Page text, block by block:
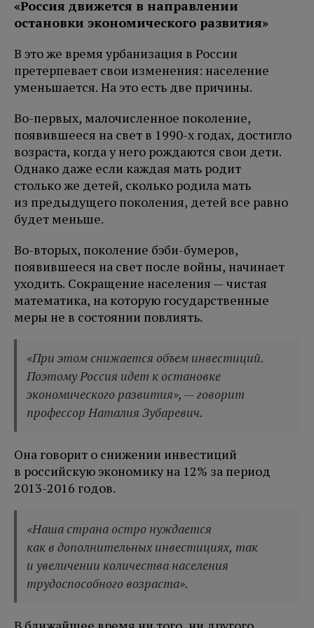
«Россия движется в направлении
остановки экономического развития»
В это же время урбанизация в России
претерпевает свои изменения: население
уменьшается. На это есть две причины.
Во-первых, малочисленное поколение,
появившееся на свет в 1990-х годах, достигло
возраста, когда у него рождаются свои дети.
Однако даже если каждая мать родит
столько же детей, сколько родила мать
из предыдущего поколения, детей все равно
будет меньше.
Во-вторых, поколение бэби-бумеров,
появившееся на свет после войны, начинает
уходить. Сокращение населения — чистая
математика, на которую государственные
меры не в состоянии повлиять.
«При этом снижается объем инвестиций.
Поэтому Россия идет к остановке
экономического развития», — говорит
профессор Наталия Зубаревич.
Она говорит о снижении инвестиций
в российскую экономику на 12% за период
2013-2016 годов.
«Наша страна остро нуждается
как в дополнительных инвестициях, так
и увеличении количества населения
трудоспособного возраста».